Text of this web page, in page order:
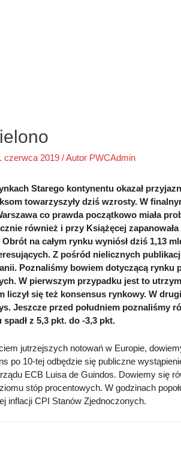
czerwca 2019 / Autor PWCAdmin
Starego kontynentu okazał
towarzyszyły dziś wzrosty. W
co prawda początkowo miała
również i przy Książęcej zapanowała
Obrót na całym rynku wyniósł dziś 1,13
Z pośród nielicznych
Poznaliśmy bowiem dotyczącą
W pierwszym przypadku jest to
liczył się też konsensus rynkowy. W
Jeszcze przed południem poznaliśmy
z 5,3 pkt. do -3,3 pkt.
jutrzejszych notowań w Europie,
po 10-tej odbędzie się publiczne
ECB Luisa de Guindos. Dowiemy się
stóp procentowych. W godzinach
inflacji CPI Stanów Zjednoczonych.